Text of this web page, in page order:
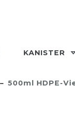
KANISTER
500ml HDPE-